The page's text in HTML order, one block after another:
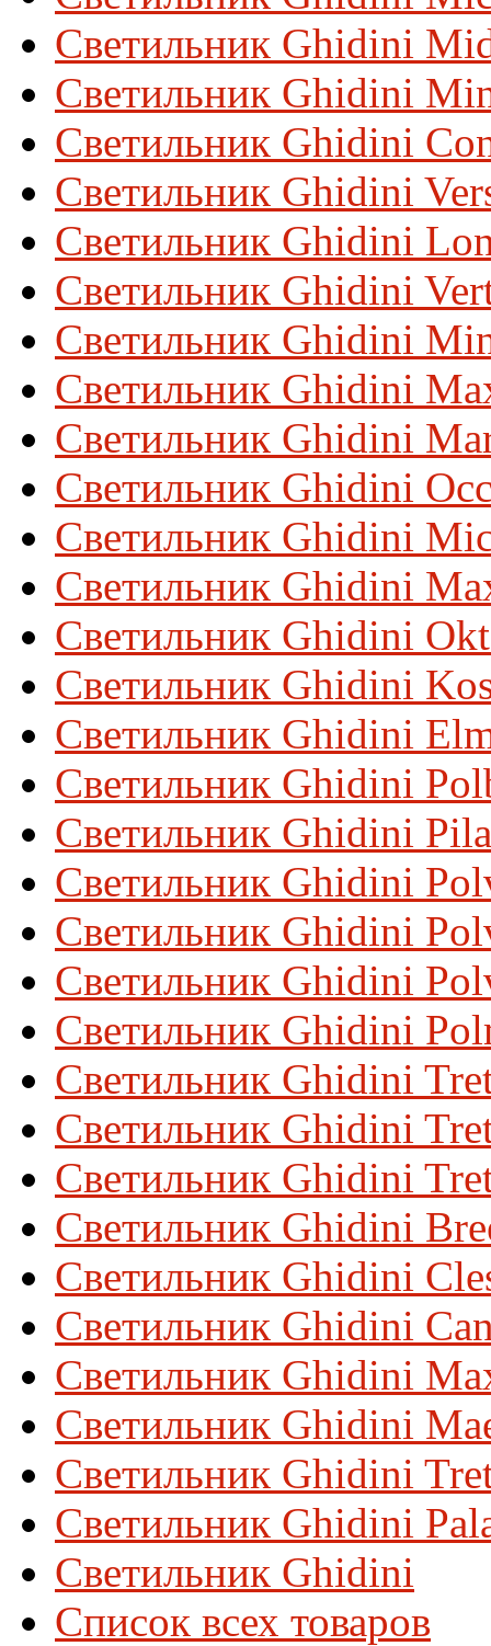
Светильник Ghidini
Светильник Ghidini
Светильник Ghidini
Светильник Ghidini
Светильник Ghidini
Светильник Ghidini
Светильник Ghidini
Светильник Ghidini
Светильник Ghidini
Светильник Ghidini
Светильник Ghidini
Светильник Ghidini
Светильник Ghidini
Светильник Ghidini
Светильник Ghidini
Светильник Ghidini
Светильник Ghidini Pila
Светильник Ghidini
Светильник Ghidini
Светильник Ghidini
Светильник Ghidini
Светильник Ghidini
Светильник Ghidini
Светильник Ghidini
Светильник Ghidini
Светильник Ghidini
Светильник Ghidini
Светильник Ghidini
Светильник Ghidini
Светильник Ghidini
Светильник Ghidini
Светильник Ghidini
Список всех товаров